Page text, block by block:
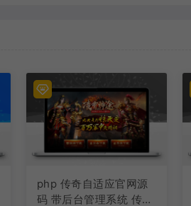
php 传奇自适应官网源
码 带后台管理系统 传奇